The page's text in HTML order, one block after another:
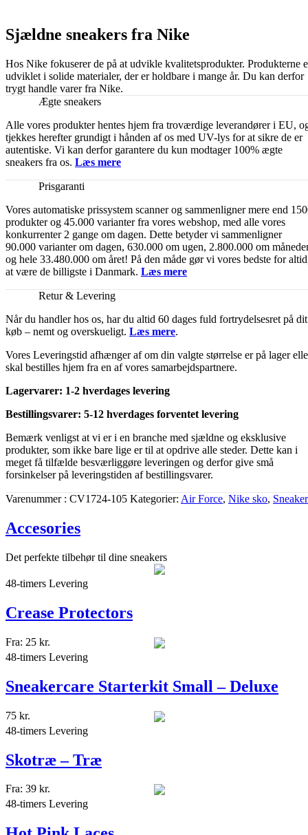
Sjældne sneakers fra Nike
Hos Nike fokuserer de på at udvikle kvalitetsprodukter. Produkterne
udviklet i solide materialer, der er holdbare i mange år. Du kan derfor
trygt handle varer fra Nike.
Ægte sneakers
Alle vores produkter hentes hjem fra troværdige leverandører i EU,
tjekkes herefter grundigt i hånden af os med UV-lys for at sikre de er
autentiske. Vi kan derfor garantere du kun modtager 100% ægte
sneakers fra os. Læs mere
Prisgaranti
Vores automatiske prissystem scanner og sammenligner mere end
produkter og 45.000 varianter fra vores webshop, med alle vores
konkurrenter 2 gange om dagen. Dette betyder vi sammenligner
90.000 varianter om dagen, 630.000 om ugen, 2.800.000 om
og hele 33.480.000 om året! På den måde gør vi vores bedste for
at være de billigste i Danmark. Læs mere
Retur & Levering
Når du handler hos os, har du altid 60 dages fuld fortrydelsesret på dit
køb – nemt og overskueligt. Læs mere.
Vores Leveringstid afhænger af om din valgte størrelse er på lager
skal bestilles hjem fra en af vores samarbejdspartnere.
Lagervarer: 1-2 hverdages levering
Bestillingsvarer: 5-12 hverdages forventet levering
Bemærk venligst at vi er i en branche med sjældne og eksklusive
produkter, som ikke bare lige er til at opdrive alle steder. Dette kan i
meget få tilfælde besværliggøre leveringen og derfor give små
forsinkelser på leveringstiden af bestillingsvarer.
Varenummer CV1724-105 Kategorier Air Force, Nike sko,
Accesories
Det perfekte tilbehør til dine sneakers
48-timers Levering
Crease Protectors
Fra: 25 kr.
48-timers Levering
Sneakercare Starterkit Small – Deluxe
75 kr.
48-timers Levering
Skotræ – Træ
Fra: 39 kr.
48-timers Levering